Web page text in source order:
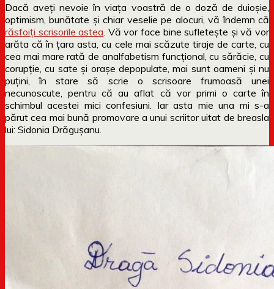
Dacă aveți nevoie în viața voastră de o doză de duioșie,
optimism, bunătate și chiar veselie pe alocuri, vă îndemn că
răsfoiți scrisorile astea . Vă vor face bine sufletește și vă vor
arăta că în țara asta, cu cele mai scăzute tiraje de carte, cu
cea mai mare rată de analfabetism funcțional, cu sărăcie, cu
corupție, cu sate și orașe depopulate, mai sunt oameni și nu
puțini, în stare să scrie o scrisoare frumoasă unei
necunoscute, pentru că au aflat că vor primi o carte în
schimbul acestei mici confesiuni. Iar asta mie una mi s-a
părut cea mai bună promovare a unui scriitor uitat de breasla
lui: Sidonia Drăgușanu.